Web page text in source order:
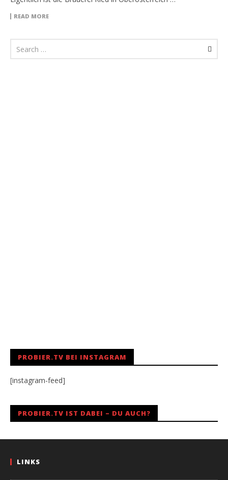
READ MORE
PROBIER.TV BEI INSTAGRAM
[instagram-feed]
PROBIER.TV IST DABEI – DU AUCH?
LINKS